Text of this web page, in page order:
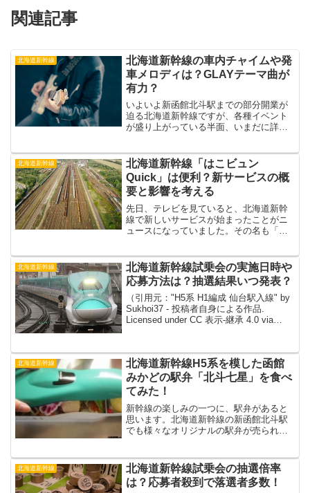
関連記事
北海道新幹線
北海道新幹線の車内チャイムや発
車メロディは？GLAYテーマ曲が
有力？
いよいよ新函館北斗駅までの部分開業が
迫る北海道新幹線ですが、各種イベント
が盛り上がっている半面、いまだに詳細
チャイムや発車メロディーですね。この
音楽は新幹線のイメージを決...
北海道新幹線
北海道新幹線「はこビュン
Quick」は便利？新サービスの概
要と影響を考える
先日、テレビを見ていると、北海道新幹
線で新しいサービスが始まったことがニ
ュースになっていました。その名も「は
と予約なしで当日配送が可能になったと
いうから驚きですよ...
北海道新幹線
北海道新幹線試乗会の実施日時や
応募方法は？抽選結果いつ発表？
（引用元："H5系 H1編成 仙台駅入線" by
Sukhoi37 - 投稿者自身による作品.
Licensed under CC 表示-継承 4.0 via
北海道新幹線
北海道新幹線H5系を模した函館
みかどの駅弁「北斗七星」を食べ
てみた！
新幹線の楽しみの一つに、駅弁があると
思います。北海道新幹線の新函館北斗駅
でも様々なオリジナルの駅弁が売られて
駅弁を買って自宅で食べてみました。そ
こで今回は駅弁の身も蓋も...
北海道新幹線
北海道新幹線試乗会の抽選倍率
は？応募者殺到で落選者多数！